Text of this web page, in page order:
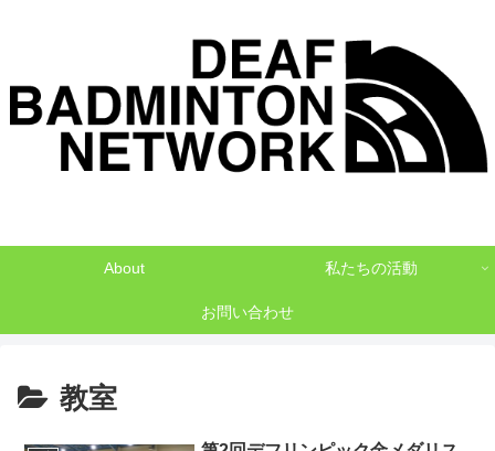
About 私たちの活動
お問い合わせ
教室